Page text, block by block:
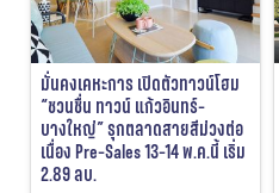
มั่นคงเคหะการ เปิดตัวทาวน์โฮม
“ชวนชื่น ทาวน์ แก้วอินทร์-
บางใหญ่” รุกตลาดสายสีม่วงต่อ
เนื่อง Pre-Sales 13-14 พ.ค.นี้ เริ่ม
2.89 ลบ.